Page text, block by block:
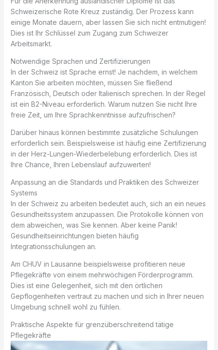
Schweizerische Rote Kreuz zuständig. Der Prozess kann
einige Monate dauern, aber lassen Sie sich nicht entmutigen!
Dies ist Ihr Schlüssel zum Zugang zum Schweizer
Arbeitsmarkt.
Notwendige Sprachen und Zertifizierungen
In der Schweiz ist Sprache ernst! Je nachdem, in welchem ​​
Kanton Sie arbeiten möchten, müssen Sie fließend
Französisch, Deutsch oder Italienisch sprechen. In der Regel
ist ein B2-Niveau erforderlich. Warum nutzen Sie nicht Ihre
freie Zeit, um Ihre Sprachkenntnisse aufzufrischen?
Darüber hinaus können bestimmte zusätzliche Schulungen
erforderlich sein. Beispielsweise ist häufig eine Zertifizierung
in der Herz-Lungen-Wiederbelebung erforderlich. Dies ist
Ihre Chance, Ihren Lebenslauf aufzuwerten!
Anpassung an die Standards und Praktiken des Schweizer
Systems
In der Schweiz zu arbeiten bedeutet auch, sich an ein neues
Gesundheitssystem anzupassen. Die Protokolle können von
dem abweichen, was Sie kennen. Aber keine Panik!
Gesundheitseinrichtungen bieten häufig
Integrationsschulungen an.
Am CHUV in Lausanne beispielsweise profitieren neue
Pflegekräfte von einem mehrwöchigen Förderprogramm.
Dies ist eine Gelegenheit, sich mit den örtlichen
Gepflogenheiten vertraut zu machen und sich in Ihrer neuen
Umgebung schnell wohl zu fühlen.
Praktische Aspekte für grenzüberschreitend tätige
Pflegekräfte